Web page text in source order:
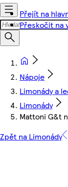
Přejít na
Přeskočit na
Nápoje
Limonády a
Limonády
Mattoni G&t
Zpět na Limonády